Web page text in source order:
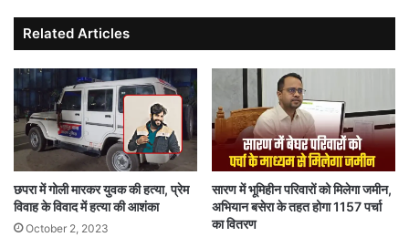
Related Articles
छपरा में गोली मारकर युवक की हत्या, प्रेम
विवाह के विवाद में हत्या की आशंका
October 2, 2023
सारण में भूमिहीन परिवारों को मिलेगा जमीन,
अभियान बसेरा के तहत होगा 1157 पर्चा
का वितरण